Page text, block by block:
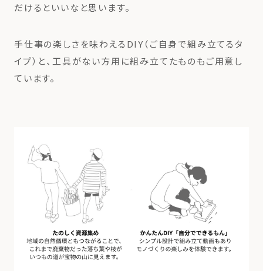
だけるといいなと思います。
手仕事の楽しさを味わえるDIY（ご自身で組み立てるタ
イプ）と、工具がない方用に組み立てたものもご用意し
ています。